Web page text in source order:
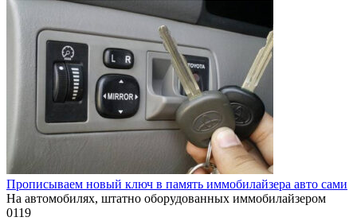
Прописываем новый ключ в память иммобилайзера авто сами
На автомобилях, штатно оборудованных иммобилайзером
0119